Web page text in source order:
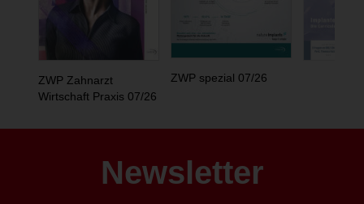
ZWP Zahnarzt
Wirtschaft Praxis 07/26
ZWP spezial 07/26
Newsletter